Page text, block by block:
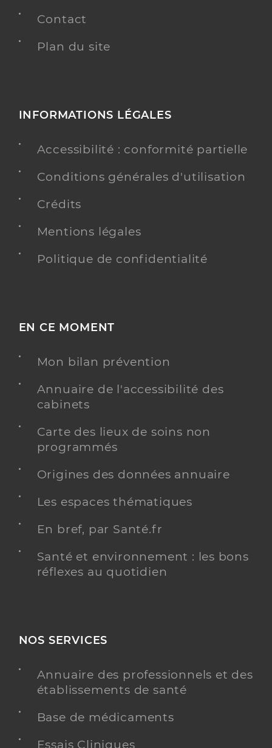
Contact
Plan du site
INFORMATIONS LÉGALES
Accessibilité : conformité partielle
Conditions générales d'utilisation
Crédits
Mentions légales
Politique de confidentialité
EN CE MOMENT
Mon bilan prévention
Annuaire de l'accessibilité des
cabinets
Carte des lieux de soins non
programmés
Origines des données annuaire
Les espaces thématiques
En bref, par Santé.fr
Santé et environnement : les bons
réflexes au quotidien
NOS SERVICES
Annuaire des professionnels et des
établissements de santé
Base de médicaments
Essais Cliniques